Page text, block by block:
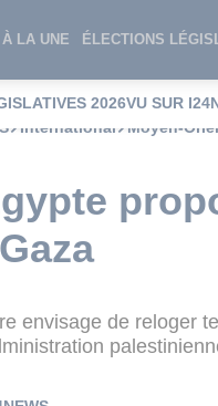
À LA UNE ÉLECTIONS
2026VU SUR
International Moyen-
envisage de reloger